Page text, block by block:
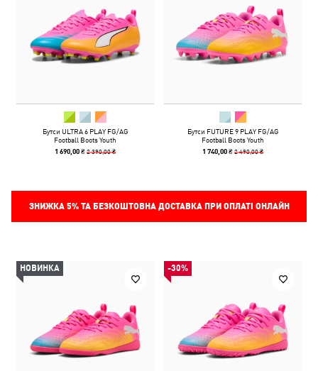
Бутси ULTRA 6 PLAY FG/AG
Football Boots Youth
1 690,00 ₴2 390,00 ₴
Бутси FUTURE 9 PLAY FG/AG
Football Boots Youth
1 740,00 ₴2 490,00 ₴
ЗНИЖКА 5%ТА БЕЗКОШТОВНА ДОСТАВКА ПРИ ОПЛАТІ ОНЛАЙН
НОВИНКА -30%